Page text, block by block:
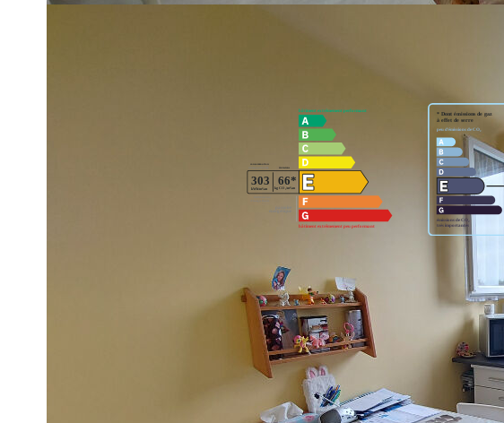
Montant estimé des dépenses annuelles d'énergie pour un usage standard
2021,2022 et 2023 (abonnement compris).
Imprimer